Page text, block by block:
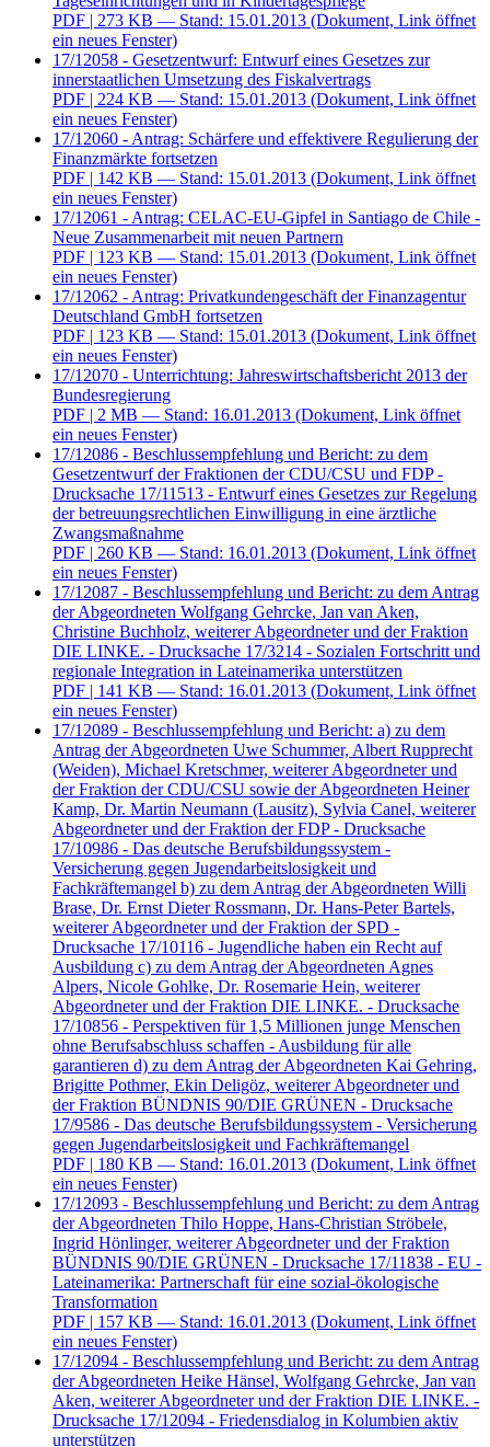
PDF | 273 KB — Stand: 15.01.2013 (Dokument, Link öffnet
ein neues Fenster)
17/12058 - Gesetzentwurf: Entwurf eines Gesetzes zur
innerstaatlichen Umsetzung des Fiskalvertrags
PDF | 224 KB — Stand: 15.01.2013 (Dokument, Link öffnet
ein neues Fenster)
17/12060 - Antrag: Schärfere und effektivere Regulierung der
Finanzmärkte fortsetzen
PDF | 142 KB — Stand: 15.01.2013 (Dokument, Link öffnet
ein neues Fenster)
17/12061 - Antrag: CELAC-EU-Gipfel in Santiago de Chile -
Neue Zusammenarbeit mit neuen Partnern
PDF | 123 KB — Stand: 15.01.2013 (Dokument, Link öffnet
ein neues Fenster)
17/12062 - Antrag: Privatkundengeschäft der Finanzagentur
Deutschland GmbH fortsetzen
PDF | 123 KB — Stand: 15.01.2013 (Dokument, Link öffnet
ein neues Fenster)
17/12070 - Unterrichtung: Jahreswirtschaftsbericht 2013 der
Bundesregierung
PDF | 2 MB — Stand: 16.01.2013 (Dokument, Link öffnet
ein neues Fenster)
17/12086 - Beschlussempfehlung und Bericht: zu dem
Gesetzentwurf der Fraktionen der CDU/CSU und FDP -
Drucksache 17/11513 - Entwurf eines Gesetzes zur Regelung
der betreuungsrechtlichen Einwilligung in eine ärztliche
Zwangsmaßnahme
PDF | 260 KB — Stand: 16.01.2013 (Dokument, Link öffnet
ein neues Fenster)
17/12087 - Beschlussempfehlung und Bericht: zu dem Antrag
der Abgeordneten Wolfgang Gehrcke, Jan van Aken,
Christine Buchholz, weiterer Abgeordneter und der Fraktion
DIE LINKE. - Drucksache 17/3214 - Sozialen Fortschritt und
regionale Integration in Lateinamerika unterstützen
PDF | 141 KB — Stand: 16.01.2013 (Dokument, Link öffnet
ein neues Fenster)
17/12089 - Beschlussempfehlung und Bericht: a) zu dem
Antrag der Abgeordneten Uwe Schummer, Albert Rupprecht
(Weiden), Michael Kretschmer, weiterer Abgeordneter und
der Fraktion der CDU/CSU sowie der Abgeordneten Heiner
Kamp, Dr. Martin Neumann (Lausitz), Sylvia Canel, weiterer
Abgeordneter und der Fraktion der FDP - Drucksache
17/10986 - Das deutsche Berufsbildungssystem -
Versicherung gegen Jugendarbeitslosigkeit und
Fachkräftemangel b) zu dem Antrag der Abgeordneten Willi
Brase, Dr. Ernst Dieter Rossmann, Dr. Hans-Peter Bartels,
weiterer Abgeordneter und der Fraktion der SPD -
Drucksache 17/10116 - Jugendliche haben ein Recht auf
Ausbildung c) zu dem Antrag der Abgeordneten Agnes
Alpers, Nicole Gohlke, Dr. Rosemarie Hein, weiterer
Abgeordneter und der Fraktion DIE LINKE. - Drucksache
17/10856 - Perspektiven für 1,5 Millionen junge Menschen
ohne Berufsabschluss schaffen - Ausbildung für alle
garantieren d) zu dem Antrag der Abgeordneten Kai Gehring,
Brigitte Pothmer, Ekin Deligöz, weiterer Abgeordneter und
der Fraktion BÜNDNIS 90/DIE GRÜNEN - Drucksache
17/9586 - Das deutsche Berufsbildungssystem - Versicherung
gegen Jugendarbeitslosigkeit und Fachkräftemangel
PDF | 180 KB — Stand: 16.01.2013 (Dokument, Link öffnet
ein neues Fenster)
17/12093 - Beschlussempfehlung und Bericht: zu dem Antrag
der Abgeordneten Thilo Hoppe, Hans-Christian Ströbele,
Ingrid Hönlinger, weiterer Abgeordneter und der Fraktion
BÜNDNIS 90/DIE GRÜNEN - Drucksache 17/11838 - EU -
Lateinamerika: Partnerschaft für eine sozial-ökologische
Transformation
PDF | 157 KB — Stand: 16.01.2013 (Dokument, Link öffnet
ein neues Fenster)
17/12094 - Beschlussempfehlung und Bericht: zu dem Antrag
der Abgeordneten Heike Hänsel, Wolfgang Gehrcke, Jan van
Aken, weiterer Abgeordneter und der Fraktion DIE LINKE. -
Drucksache 17/12094 - Friedensdialog in Kolumbien aktiv
unterstützen